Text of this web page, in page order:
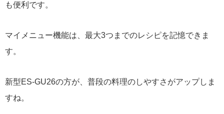
も便利です。
マイメニュー機能は、最大3つまでのレシピを記憶できま
す。
新型ES-GU26の方が、普段の料理のしやすさがアップしま
すね。